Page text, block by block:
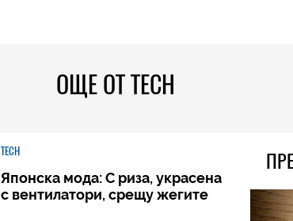
ОЩЕ ОТ TECH
TECH
Японска мода: С риза, украсена
с вентилатори, срещу жегите